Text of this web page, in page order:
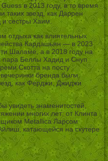
в 2013 году, в то время
таких звезд, как Даррен
сестры Хаим.
отдыха как влиятельных
Кардашьян — в 2023
Шаламе, а в 2018 году на
пара Беллы Хадид и Снуп
Скотта на посту
бренда были
как Ферджи, Джиджи
увидеть знаменитостей,
многих лет: от Клинта
Metallica Ларсом
катающейся на скутере